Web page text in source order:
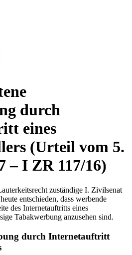
durch
eines
(Urteil vom 5.
– I ZR 117/16)
zuständige I. Zivilsenat
entschieden, dass werbende
des Internetauftritts eines
Tabakwerbung anzusehen sind.
durch Internetauftritt